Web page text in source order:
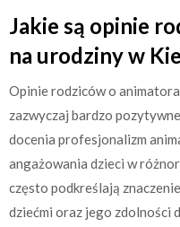
Jakie są opinie
na urodziny w
Opinie rodziców o
zazwyczaj bardzo
docenia profesjonalizm
angażowania dzieci w
często podkreślają
dziećmi oraz jego zdolności